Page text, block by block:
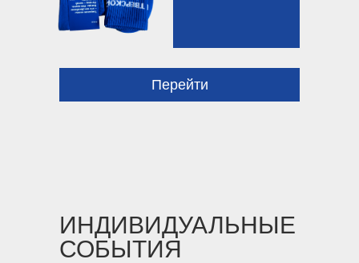
Перейти
ИНДИВИДУАЛЬНЫЕ
СОБЫТИЯ